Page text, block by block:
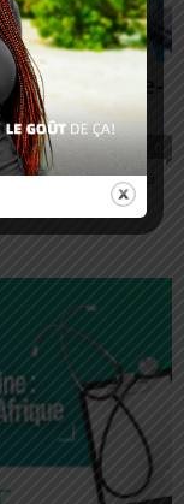
Tout-le-
n’est pas réservé à
de ses Journées